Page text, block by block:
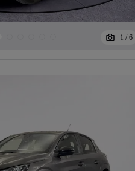
Eligibil pentru
finantare
1 / 6